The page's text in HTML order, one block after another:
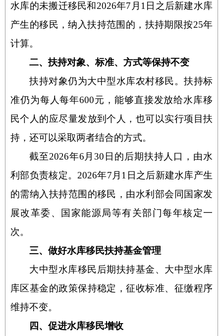
水库的未搬迁移民和2026年7月1日之后新建水库
产生的移民，纳入扶持范围的，扶持期限按25年
计算。
二、扶持对象、标准、方式等保持不变
扶持对象仍为大中型水库农村移民。扶持标
准仍为每人每年600元，能够直接发放给水库移
民个人的应尽量发放到个人，也可以实行项目扶
持，还可以采取两者结合的方式。
截至2026年6月30日的后期扶持人口，由水
利部负责核定。2026年7月1日之后新建水库产生
的需纳入扶持范围的移民，由水利部会同国家发
展改革委、国家能源局等有关部门每年核定一
次。
三、做好水库移民扶持基金管理
大中型水库移民后期扶持基金、大中型水库
库区基金的政策保持稳定，征收标准、征缴程序
维持不变。
四、促进水库移民增收